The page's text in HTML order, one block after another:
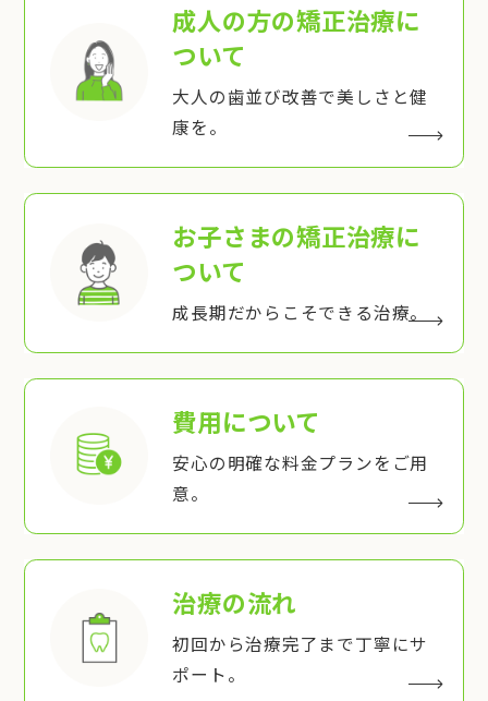
成人の方の矯正治療に
ついて
大人の歯並び改善で美しさと健
康を。
お子さまの矯正治療に
ついて
成長期だからこそできる治療。
費用について
安心の明確な料金プランをご用
意。
治療の流れ
初回から治療完了まで丁寧にサ
ポート。